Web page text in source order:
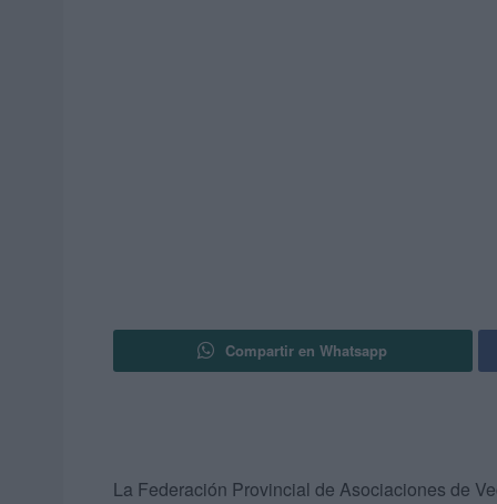
Compartir en Whatsapp
La Federación Provincial de Asociaciones de